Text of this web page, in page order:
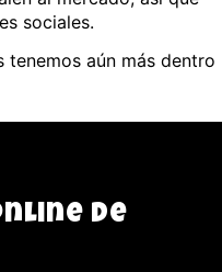
sociales.
tenemos aún más dentro
de